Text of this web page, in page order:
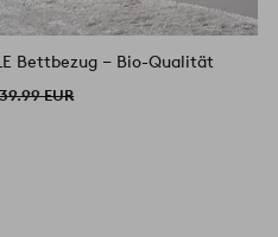
Bettbezug ‒ Bio-Qualität
39.99 EUR